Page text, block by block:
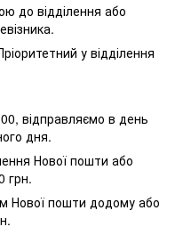
до відділення або
у відділення
відправляємо в день
дня.
Нової пошти або
грн.
пошти додому або